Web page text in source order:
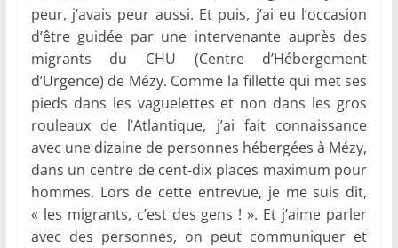
peur, j’avais peur aussi. Et puis, j’ai eu l’occasion
d’être guidée par une intervenante auprès des
migrants du CHU (Centre d’Hébergement
d’Urgence) de Mézy. Comme la fillette qui met ses
pieds dans les vaguelettes et non dans les gros
rouleaux de l’Atlantique, j’ai fait connaissance
avec une dizaine de personnes hébergées à Mézy,
dans un centre de cent-dix places maximum pour
hommes. Lors de cette entrevue, je me suis dit,
« les migrants, c’est des gens ! ». Et j’aime parler
avec des personnes, on peut communiquer et